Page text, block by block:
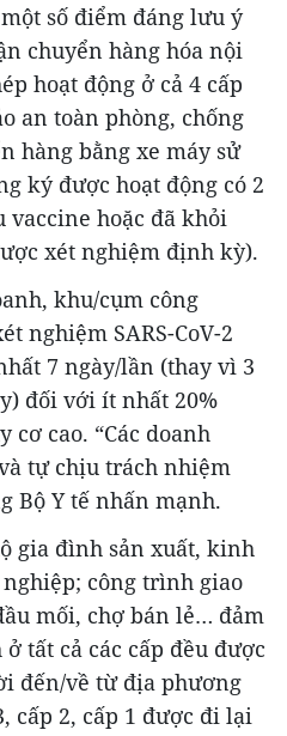
số điểm đáng lưu ý
chuyển hàng hóa nội
hoạt động ở cả 4 cấp
an toàn phòng, chống
hàng bằng xe máy sử
ký được hoạt động có 2
hoặc đã khỏi
xét nghiệm định kỳ).
khu/cụm công
nghiệm SARS-CoV-2
7 ngày/lần (thay vì 3
đối với ít nhất 20%
cao. “Các doanh
tự chịu trách nhiệm
Bộ Y tế nhấn mạnh.
gia đình sản xuất, kinh
công trình giao
mối, chợ bán lẻ… đảm
tất cả các cấp đều được
đến/về từ địa phương
cấp 2, cấp 1 được đi lại